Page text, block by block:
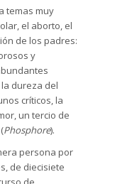
temas muy
el aborto, el
de los padres:
y
dureza del
críticos, la
un tercio de
Phosphore).
persona por
de diecisiete